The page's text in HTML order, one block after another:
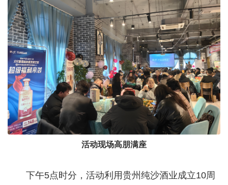
活动现场高朋满座
下午5点时分，活动利用贵州纯沙酒业成立10周